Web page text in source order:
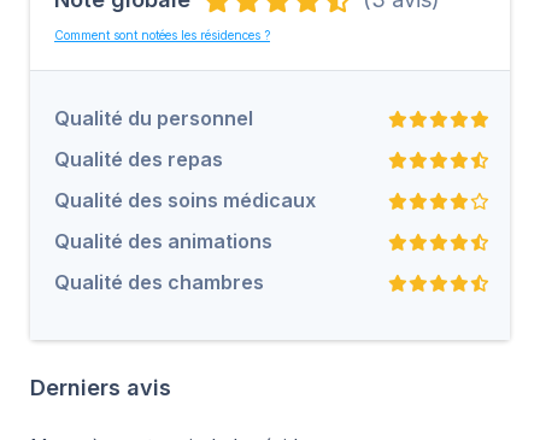
Comment sont notées les résidences ?
Qualité du personnel
Qualité des repas
Qualité des soins médicaux
Qualité des animations
Qualité des chambres
Derniers avis